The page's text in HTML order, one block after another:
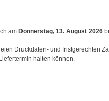
am Donnerstag, 13. August 2026
Druckdaten- und fristgerechten
halten können.